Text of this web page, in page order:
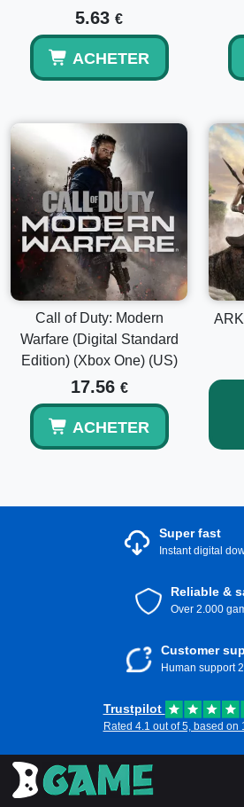
5.63 €
ACHETER
Call of Duty: Modern
Warfare (Digital Standard
Edition) (Xbox One) (US)
17.56 €
ACHETER
Super fast
Instant digital
Reliable &
Over 2.000
Customer
Human support
Trustpilot
Rated 4.1 out of 5, based on